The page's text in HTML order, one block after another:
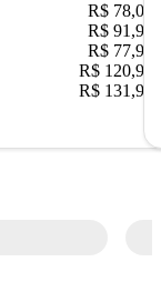
R$ 78,02
R$ 91,90
R$ 77,90
R$ 120,90
R$ 131,90